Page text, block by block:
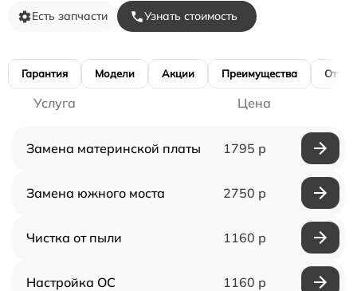
Есть запчасти Узнать стоимость
Гарантия Модели Акции Преимущества
Услуга Цена
Замена материнской платы 1795 р
Замена южного моста 2750 р
Чистка от пыли 1160 р
Настройка ОС 1160 р